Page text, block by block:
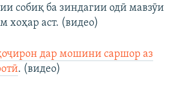
собиқ ба зиндагии одӣ мавзӯи
хоҳар аст. (видео)
дар мошини саршор аз
. (видео)